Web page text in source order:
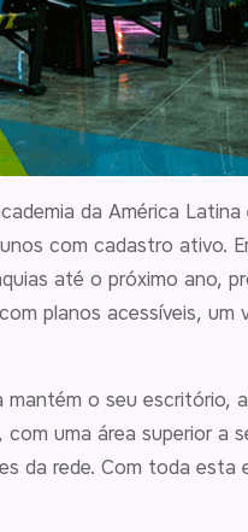
da América
com cadastro ativo.
até o próximo ano,
planos acessíveis,
o seu escritório,
uma área superior a
da rede. Com toda esta